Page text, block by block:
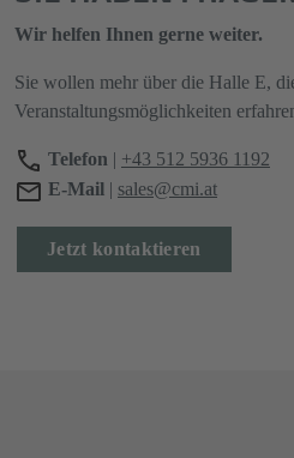
Wir helfen Ihnen gerne weiter.
Sie wollen mehr über die Halle E,
Veranstaltungsmöglichkeiten
Telefon | +43 512 5936 1192
E-Mail | sales@cmi.at
Jetzt kontaktieren